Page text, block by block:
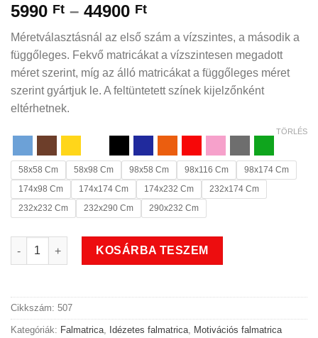
5990 Ft – 44900 FtÁrtartomány:
5990 Ft
-
44900 Ft
Méretválasztásnál az első szám a vízszintes, a második a
függőleges. Fekvő matricákat a vízszintesen megadott
méret szerint, míg az álló matricákat a függőleges méret
szerint gyártjuk le. A feltüntetett színek kijelzőnként
eltérhetnek.
58x58 Cm 58x98 Cm 98x58 Cm 98x116 Cm
98x174 Cm
174x98 Cm
174x174 Cm 174x232 Cm
232x174 Cm
232x232 Cm
232x290 Cm 290x232 Cm
TÖRLÉS
Mindig remélj motivációs falmatrica felirat mennyiség
KOSÁRBA TESZEM
Cikkszám: 507
Kategóriák: Falmatrica, Idézetes falmatrica, Motivációs falmatrica